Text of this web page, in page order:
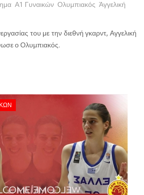
Α1 Γυναικών Ολυμπιακός Άγγελική
του με την διεθνή γκαρντ, Αγγελική
ο Ολυμπιακός.